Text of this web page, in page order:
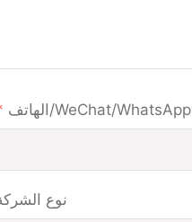
الهاتف/WeChat/WhatsApp
نوع